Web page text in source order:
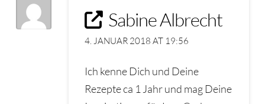
Sabine Albrecht
4. JANUAR 2018 AT 19:56
Ich kenne Dich und Deine
Rezepte ca 1 Jahr und mag Deine